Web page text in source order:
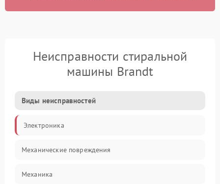
Неисправности стиральной
машины Brandt
Виды неисправностей
Электроника
Механические повреждения
Механика